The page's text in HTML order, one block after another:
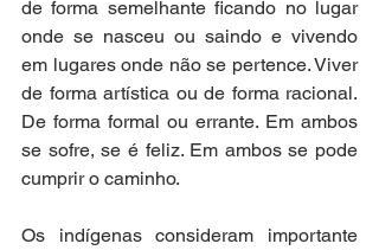
de forma semelhante ficando no lugar
onde se nasceu ou saindo e vivendo
em lugares onde não se pertence. Viver
de forma artística ou de forma racional.
De forma formal ou errante. Em ambos
se sofre, se é feliz. Em ambos se pode
cumprir o caminho.
Os indígenas consideram importante